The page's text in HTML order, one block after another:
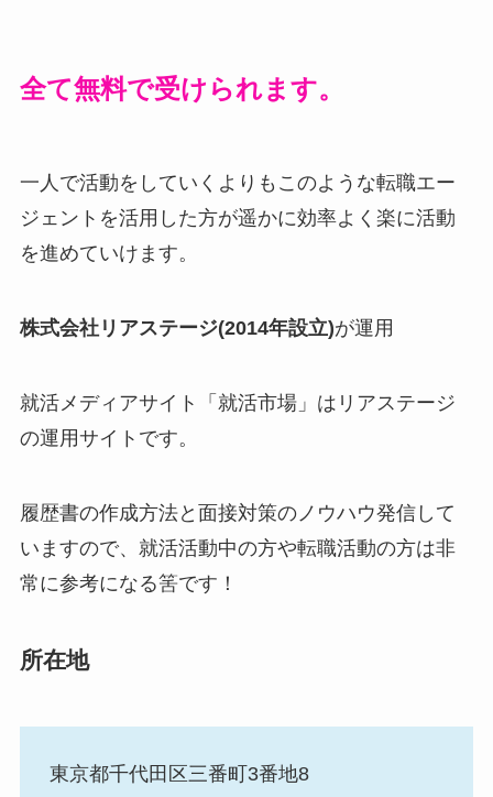
全て無料で受けられます。
一人で活動をしていくよりもこのような転職エー
ジェントを活用した方が遥かに効率よく楽に活動
を進めていけます。
株式会社リアステージ(2014年設立)が運用
就活メディアサイト「就活市場」はリアステージ
の運用サイトです。
履歴書の作成方法と面接対策のノウハウ発信して
いますので、就活活動中の方や転職活動の方は非
常に参考になる筈です！
所在地
東京都千代田区三番町3番地8